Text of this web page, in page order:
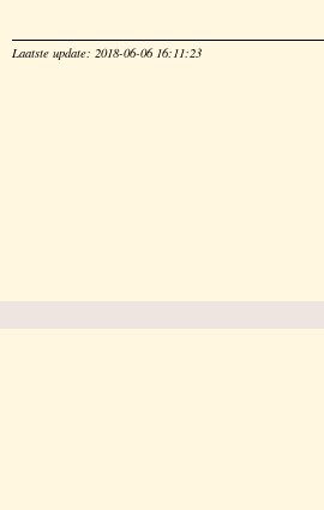
Laatste update: 2018-06-06 16:11:23